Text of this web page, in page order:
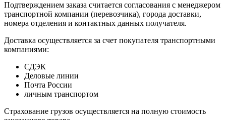
Подтверждением заказа считается согласования с менеджером
транспортной компании (перевозчика), города доставки,
номера отделения и контактных данных получателя.
Доставка осуществляется за счет покупателя транспортными
компаниями:
СДЭК
Деловые линии
Почта России
личным транспортом
Страхование грузов осуществляется на полную стоимость